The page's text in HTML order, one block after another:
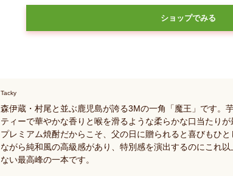
ショップでみる
Tacky
森伊蔵・村尾と並ぶ鹿児島が誇る3Mの一角「魔王」です。
ティーで華やかな香りと喉を滑るような柔らかな口当たり
プレミアム焼酎だからこそ、父の日に贈られると喜びもひ
ながら純和風の高級感があり、特別感を演出するのにこれ
ない最高峰の一本です。